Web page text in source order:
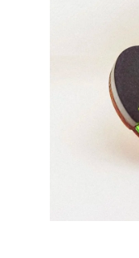
hviezdičiek.